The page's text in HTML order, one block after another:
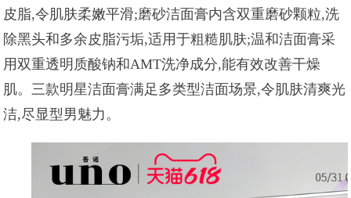
皮脂,令肌肤柔嫩平滑;磨砂洁面膏内含双重磨砂颗粒,洗
除黑头和多余皮脂污垢,适用于粗糙肌肤;温和洁面膏采
用双重透明质酸钠和AMT洗净成分,能有效改善干燥
肌。三款明星洁面膏满足多类型洁面场景,令肌肤清爽光
洁,尽显型男魅力。